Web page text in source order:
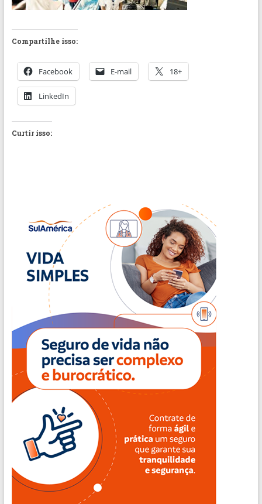
Compartilhe isso:
Facebook E-mail 18+
LinkedIn
Curtir isso: